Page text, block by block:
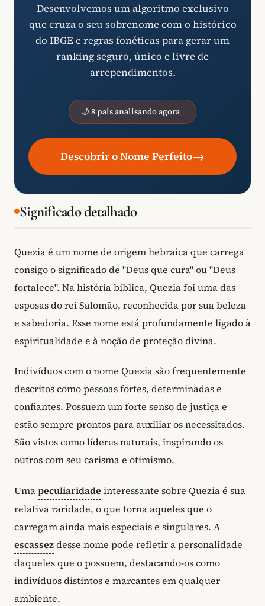
Desenvolvemos um algoritmo exclusivo
que cruza o seu sobrenome com o histórico
do IBGE e regras fonéticas para gerar um
ranking seguro, único e livre de
arrependimentos.
🌙 8 pais analisando agora
Descobrir o Nome Perfeito→
Significado detalhado
Quezia é um nome de origem hebraica que carrega
consigo o significado de "Deus que cura" ou "Deus
fortalece". Na história bíblica, Quezia foi uma das
esposas do rei Salomão, reconhecida por sua beleza
e sabedoria. Esse nome está profundamente ligado à
espiritualidade e à noção de proteção divina.
Indivíduos com o nome Quezia são frequentemente
descritos como pessoas fortes, determinadas e
confiantes. Possuem um forte senso de justiça e
estão sempre prontos para auxiliar os necessitados.
São vistos como líderes naturais, inspirando os
outros com seu carisma e otimismo.
Umapeculiaridade interessante sobre Quezia é sua
relativa raridade, o que torna aqueles que o
carregam ainda mais especiais e singulares. A
escassezdesse nome pode refletir a personalidade
daqueles que o possuem, destacando-os como
indivíduos distintos e marcantes em qualquer
ambiente.